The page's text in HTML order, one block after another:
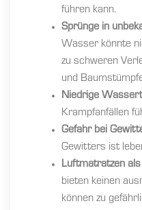
führen kann.
Sprünge in
Wasser könnte
zu schweren
und
Niedrige
Krampfanfällen
Gefahr bei
Gewitters ist
Luftmatratzen
bieten keinen
können zu